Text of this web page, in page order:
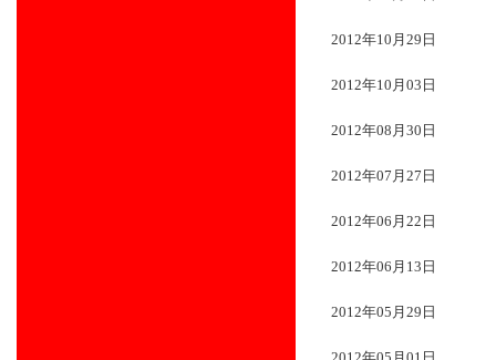
2012年10月29日
2012年10月03日
2012年08月30日
2012年07月27日
2012年06月22日
2012年06月13日
2012年05月29日